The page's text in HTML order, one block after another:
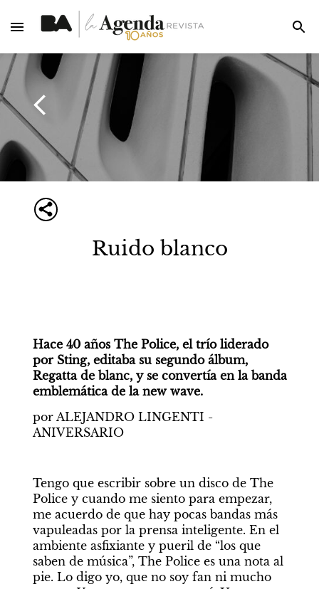
Ruido blanco
Hace 40 años The Police, el trío liderado
por Sting, editaba su segundo álbum,
Regatta de blanc, y se convertía en la banda
emblemática de la new wave.
por ALEJANDRO LINGENTI -
ANIVERSARIO
Tengo que escribir sobre un disco de The
Police y cuando me siento para empezar,
me acuerdo de que hay pocas bandas más
vapuleadas por la prensa inteligente. En el
ambiente asfixiante y pueril de “los que
saben de música”, The Police es una nota al
pie. Lo digo yo, que no soy fan ni mucho